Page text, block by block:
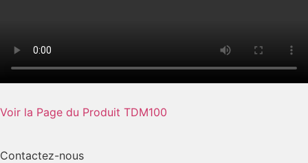
Voir la Page du Produit TDM100
Contactez-nous